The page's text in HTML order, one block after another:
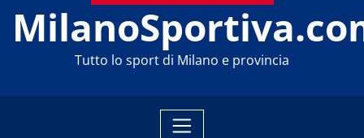
Tutto lo sport di Milano e provincia